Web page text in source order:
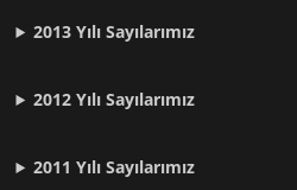
2013 Yılı Sayılarımız
2012 YılıSayılarımız
2011 YılıSayılarımız